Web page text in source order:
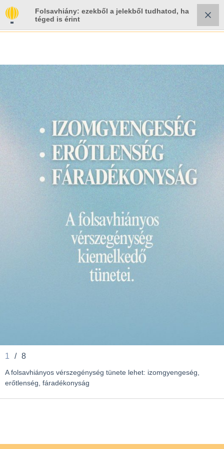
Folsavhiány: ezekből a jelekből tudhatod, ha
téged is érint
1 / 8
A folsavhiányos vérszegénység tünete lehet: izomgyengeség,
erőtlenség, fáradékonyság